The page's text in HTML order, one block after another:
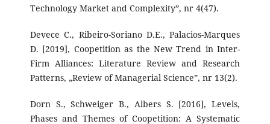
Technology Market and Complexity”, nr 4(47).
Devece C., Ribeiro-Soriano D.E., Palacios-Marques
D. [2019], Coopetition as the New Trend in Inter-
Firm Alliances: Literature Review and Research
Patterns, „Review of Managerial Science”, nr 13(2).
Dorn S., Schweiger B., Albers S. [2016], Levels,
Phases and Themes of Coopetition: A Systematic